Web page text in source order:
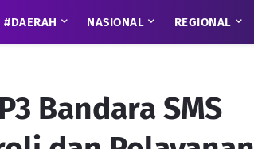
#DAERAH NASIONAL REGIONAL
Bandara SMS